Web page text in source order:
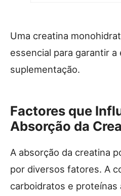
Uma creatina
essencial para garantir a
suplementação.
Factores que
Absorção da
A absorção da creatina
por diversos fatores. A
carboidratos e proteínas